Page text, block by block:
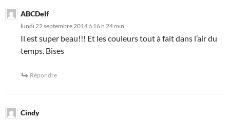
ABCDelf
lundi 22 septembre 2014 à 16 h 24 min
Il est super beau!!! Et les couleurs tout à fait dans l’air du
temps. Bises
Répondre
Cindy